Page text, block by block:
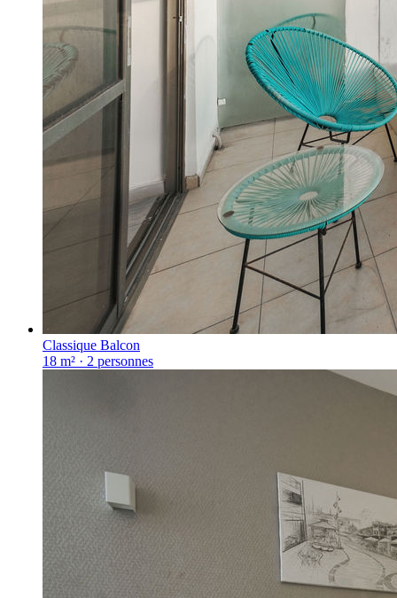
Classique Balcon
18 m² · 2 personnes